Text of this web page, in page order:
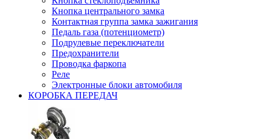
Кнопка центрального замка
Контактная группа замка зажигания
Педаль газа (потенциометр)
Подрулевые переключатели
Предохранители
Проводка фаркопа
Реле
Электронные блоки автомобиля
КОРОБКА ПЕРЕДАЧ